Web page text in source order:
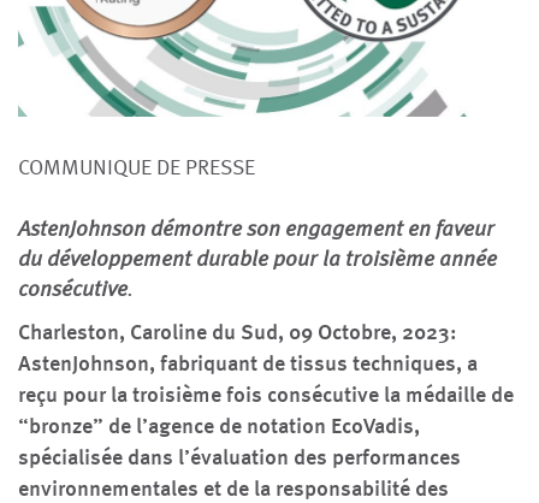
COMMUNIQUE DE PRESSE
AstenJohnson démontre son engagement en faveur
du développement durable pour la troisième année
consécutive.
Charleston, Caroline du Sud, 09 Octobre, 2023:
AstenJohnson, fabriquant de tissus techniques, a
reçu pour la troisième fois consécutive la médaille de
“bronze” de l’agence de notation EcoVadis,
spécialisée dans l’évaluation des performances
environnementales et de la responsabilité des